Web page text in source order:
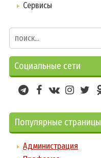
Сервисы
Социальные сети
Популярные страницы
Администрация